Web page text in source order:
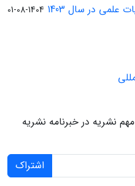
در سال 1403 1404-08-01
نشریه در خبرنامه نشریه
اشتراک